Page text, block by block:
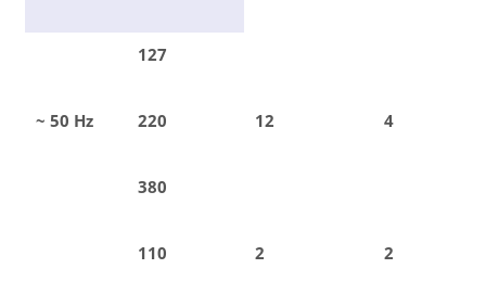
~ 50 Hz
127
12 4
220
380
110 2 2